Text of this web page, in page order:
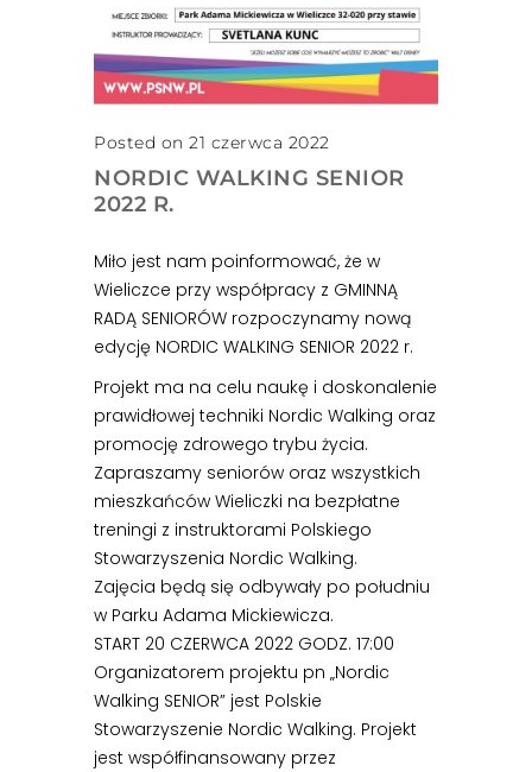
Posted on 21 czerwca 2022
NORDIC WALKING SENIOR
2022 R.
Miło jest nam poinformować, że w
Wieliczce przy współpracy z GMINNĄ
RADĄ SENIORÓW rozpoczynamy nową
edycję NORDIC WALKING SENIOR 2022 r.
Projekt ma na celu naukę i doskonalenie
prawidłowej techniki Nordic Walking oraz
promocję zdrowego trybu życia.
Zapraszamy seniorów oraz wszystkich
mieszkańców Wieliczki na bezpłatne
treningi z instruktorami Polskiego
Stowarzyszenia Nordic Walking.
Zajęcia będą się odbywały po południu
w Parku Adama Mickiewicza.
START 20 CZERWCA 2022 GODZ. 17:00
Organizatorem projektu pn „Nordic
Walking SENIOR” jest Polskie
Stowarzyszenie Nordic Walking. Projekt
jest współfinansowany przez